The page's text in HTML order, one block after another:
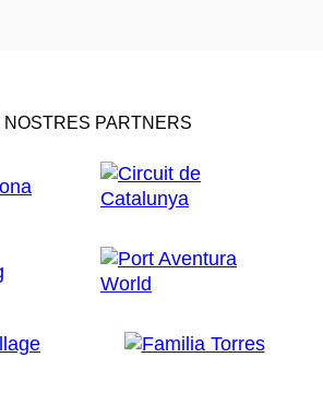
NOSTRES PARTNERS